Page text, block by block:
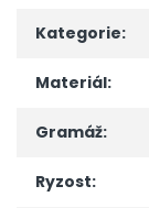
Kategorie:
Materiál:
Gramáž:
Ryzost: